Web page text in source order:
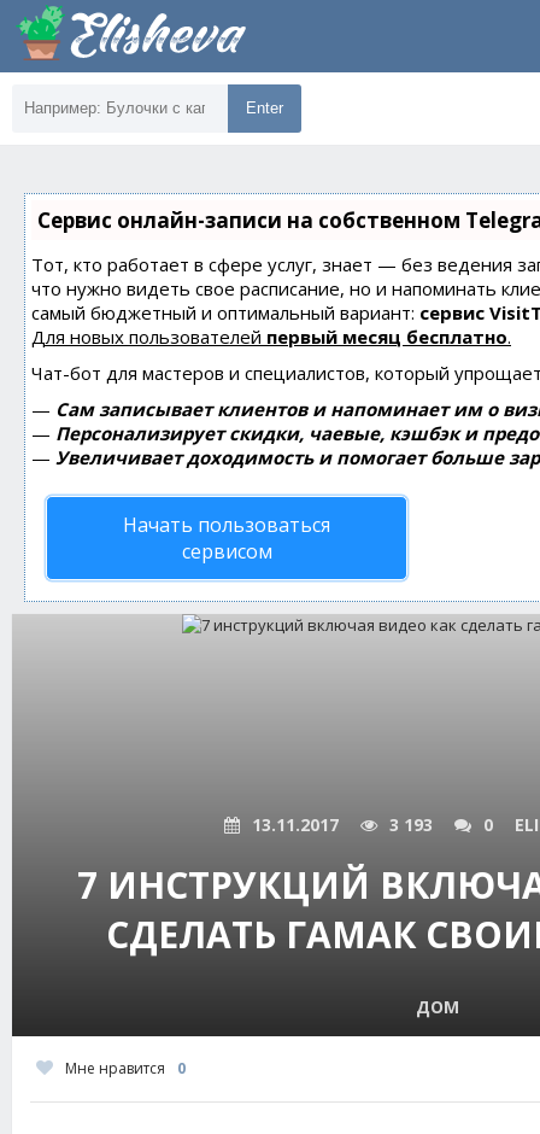
Enter
Сервис онлайн-записи на собственном
Тот, кто работает в сфере услуг, знает — без ведения
что нужно видеть свое расписание, но и напоминать
самый бюджетный и оптимальный вариант: сервис
Для новых пользователей первый месяц бесплатно.
Чат-бот для мастеров и специалистов, который
— Сам записывает клиентов и напоминает им о
— Персонализирует скидки, чаевые, кэшбэк и
— Увеличивает доходимость и помогает больше
Начать пользоваться
сервисом
13.11.2017 3 193 0
7 ИНСТРУКЦИЙ
СДЕЛАТЬ ГАМАК
ДОМ
Мне нравится 0